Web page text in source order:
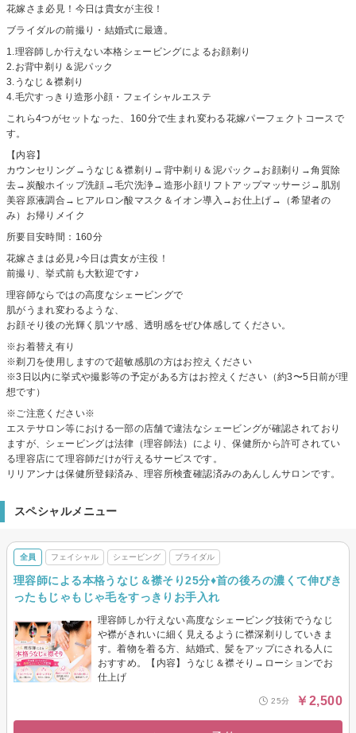
花嫁さま必見！今日は貴女が主役！
ブライダルの前撮り・結婚式に最適。
1.理容師しか行えない本格シェービングによるお顔剃り
2.お背中剃り＆泥パック
3.うなじ＆襟剃り
4.毛穴すっきり造形小顔・フェイシャルエステ
これら4つがセットなった、160分で生まれ変わる花嫁パーフェクトコースで
す。
【内容】
カウンセリング→うなじ＆襟剃り→背中剃り＆泥パック→お顔剃り→角質除
去→炭酸ホイップ洗顔→毛穴洗浄→造形小顔リフトアップマッサージ→肌別
美容原液調合→ヒアルロン酸マスク＆イオン導入→お仕上げ→（希望者の
み）お帰りメイク
所要目安時間：160分
花嫁さまは必見♪今日は貴女が主役！
前撮り、挙式前も大歓迎です♪
理容師ならではの高度なシェービングで
肌がうまれ変わるような、
お顔そり後の光輝く肌ツヤ感、透明感をぜひ体感してください。
※お着替え有り
※剃刀を使用しますので超敏感肌の方はお控えください
※3日以内に挙式や撮影等の予定がある方はお控えください（約3〜5日前が理
想です）
※ご注意ください※
エステサロン等における一部の店舗で違法なシェービングが確認されており
ますが、シェービングは法律（理容師法）により、保健所から許可されてい
る理容店にて理容師だけが行えるサービスです。
リリアンナは保健所登録済み、理容所検査確認済みのあんしんサロンです。
スペシャルメニュー
全員 フェイシャル シェービング ブライダル
理容師による本格うなじ＆襟そり25分♦︎首の後ろの濃くて伸びき
ったもじゃもじゃ毛をすっきりお手入れ
理容師しか行えない高度なシェービング技術でうなじ
や襟がきれいに細く見えるように襟深剃りしていきま
す。着物を着る方、結婚式、髪をアップにされる人に
おすすめ。【内容】うなじ＆襟そり→ローションでお
仕上げ
25分 ￥2,500